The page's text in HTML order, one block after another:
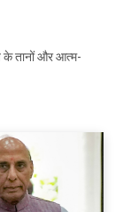
के तानों और आत्म-